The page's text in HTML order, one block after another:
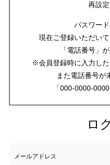
再設
パスワード
現在ご登録いただい
「電話番号」
※会員登録時に入力した
また電話番号が
「000-0000-
ロ
メールアドレス